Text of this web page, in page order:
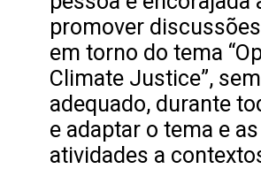
promover
em torno do tema
Climate Justice”,
adequado, durante
e adaptar o tema e as
atividades a